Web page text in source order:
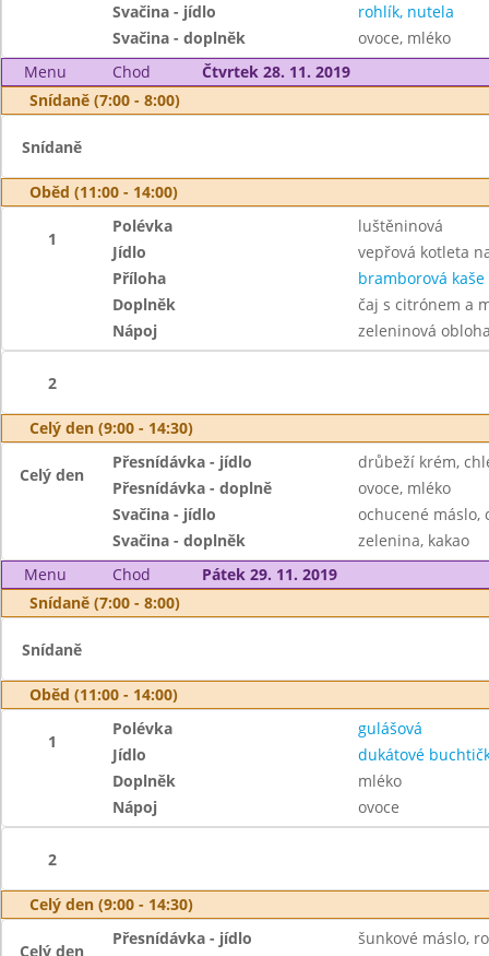
Svačina - jídlo
rohlík, nutela
Svačina - doplněk
ovoce, mléko
Menu
Chod
Čtvrtek 28. 11. 2019
Snídaně (7:00 - 8:00)
Snídaně
Oběd (11:00 - 14:00)
1
Polévka
luštěninová
Jídlo
vepřová kotleta
Příloha
bramborová kaše
Doplněk
čaj s citrónem a
Nápoj
zeleninová
2
Celý den (9:00 - 14:30)
Celý den
Přesnídávka - jídlo
drůbeží krém,
Přesnídávka - doplně
ovoce, mléko
Svačina - jídlo
ochucené máslo,
Svačina - doplněk
zelenina, kakao
Menu
Chod
Pátek 29. 11. 2019
Snídaně (7:00 - 8:00)
Snídaně
Oběd (11:00 - 14:00)
1
Polévka
gulášová
Jídlo
dukátové
Doplněk
mléko
Nápoj
ovoce
2
Celý den (9:00 - 14:30)
Celý den
Přesnídávka - jídlo
šunkové máslo,